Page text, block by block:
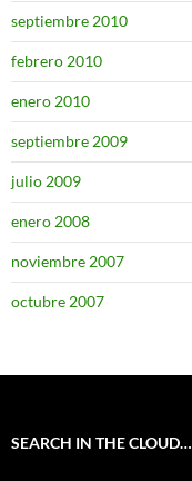
septiembre 2010
febrero 2010
enero 2010
septiembre 2009
julio 2009
enero 2008
noviembre 2007
octubre 2007
SEARCH IN THE CLOUD…